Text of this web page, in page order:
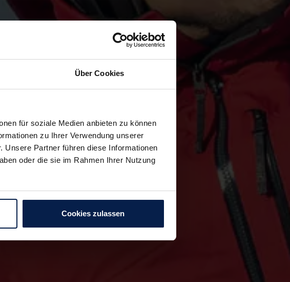
Über Cookies
für soziale Medien anbieten zu können
zu Ihrer Verwendung unserer
Unsere Partner führen diese Informationen
oder die sie im Rahmen Ihrer Nutzung
Cookies zulassen